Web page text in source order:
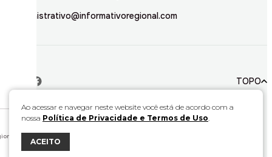
Ao acessar e navegar neste website você está de acordo com a
nossa Política de Privacidade e Termos de Uso.
ACEITO
administrativo@informativoregional.com
TOPO
© 2026. Todos direitos reservados a Informativo Regional.
redistribuído sem autorização.
Desenvolvido porBravo Interativa.